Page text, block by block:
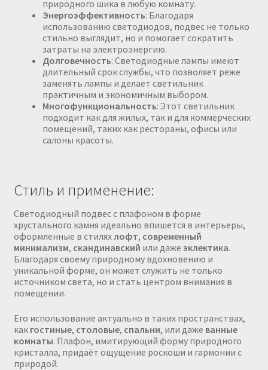
природного шика в любую комнату.
Энергоэффективность: Благодаря
использованию светодиодов, подвес не только
стильно выглядит, но и помогает сократить
затраты на электроэнергию.
Долговечность: Светодиодные лампы имеют
длительный срок службы, что позволяет реже
заменять лампы и делает светильник
практичным и экономичным выбором.
Многофункциональность: Этот светильник
подходит как для жилых, так и для коммерческих
помещений, таких как рестораны, офисы или
салоны красоты.
Стиль и применение:
Светодиодный подвес с плафоном в форме
хрустального камня идеально впишется в интерьеры,
оформленные в стиляхлофт, современный
минимализм, скандинавский или даже эклектика.
Благодаря своему природному вдохновению и
уникальной форме, он может служить не только
источником света, но и стать центром внимания в
помещении.
Его использование актуально в таких пространствах,
как гостиные, столовые, спальни, или даже ванные
комнаты. Плафон, имитирующий форму природного
кристалла, придаёт ощущение роскоши и гармонии с
природой.